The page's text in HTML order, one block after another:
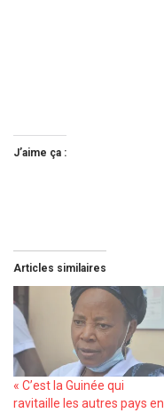
J’aime ça :
Articles similaires
« C’est la Guinée qui
ravitaille les autres pays en